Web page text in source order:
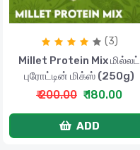
(3)
Millet Protein Mix மில்லட்
புரோட்டின் மிக்ஸ் (250g)
₹ 200.00 ₹ 180.00
ADD